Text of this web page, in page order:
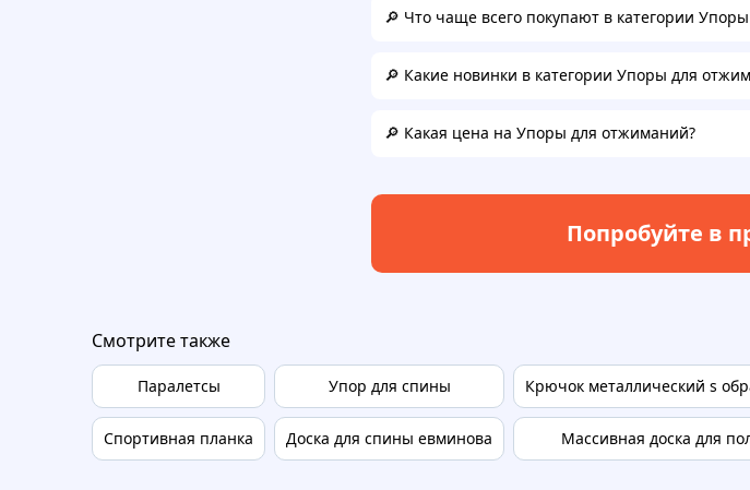
🔎 Что чаще всего покупают в категории
🔎 Какие новинки в категории Упоры для
🔎 Какая цена на Упоры для отжиманий?
Попробуйте в
Смотрите также
Паралетсы
Спортивная планка
Упор для спины
Доска для спины евминова
Крючок металлический s
Массивная доска для